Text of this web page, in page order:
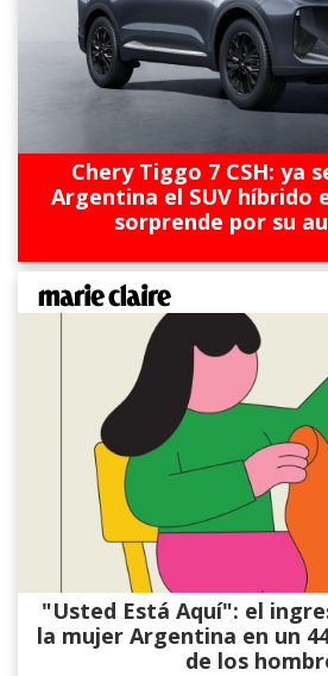
Chery Tiggo 7 CSH: ya
Argentina el SUV híbrido
sorprende por su
"Usted Está Aquí": el
la mujer Argentina en un
de los